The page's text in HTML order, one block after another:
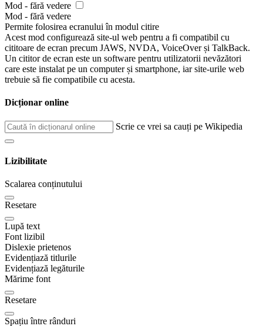
Mod - fără vedere
Mod - fără vedere
Permite folosirea ecranului în modul citire
Acest mod configurează site-ul web pentru a fi compatibil cu
cititoare de ecran precum JAWS, NVDA, VoiceOver și TalkBack.
Un cititor de ecran este un software pentru utilizatorii nevăzători
care este instalat pe un computer și smartphone, iar site-urile web
trebuie să fie compatibile cu acesta.
Dicționar online
Scrie ce vrei sa cauți pe Wikipedia
Lizibilitate
Scalarea conținutului
Resetare
Lupă text
Font lizibil
Dislexie prietenos
Evidențiază titlurile
Evidențiază legăturile
Mărime font
Resetare
Spațiu între rânduri